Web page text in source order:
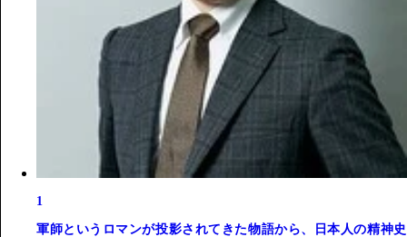
1
軍師というロマンが投影されてきた物語から、日本人の精神史